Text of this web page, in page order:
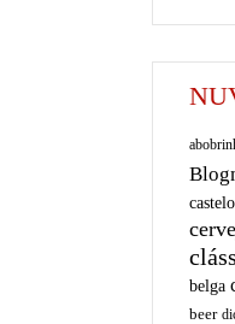
castelo
belga
beer